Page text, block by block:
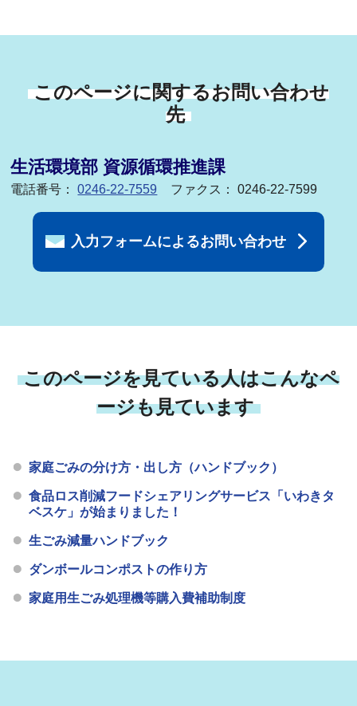
このページに関するお問い合わせ
先
生活環境部 資源循環推進課
電話番号：0246-22-7559 ファクス： 0246-22-7599
入力フォームによるお問い合わせ
このページを見ている人はこんなペ
ージも見ています
家庭ごみの分け方・出し方（ハンドブック）
食品ロス削減フードシェアリングサービス「いわきタ
ベスケ」が始まりました！
生ごみ減量ハンドブック
ダンボールコンポストの作り方
家庭用生ごみ処理機等購入費補助制度